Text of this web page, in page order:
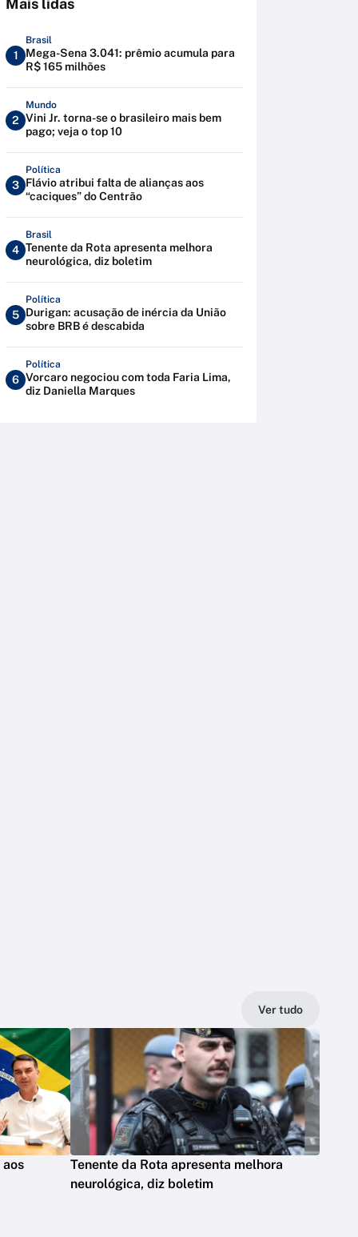
Mais lidas
1
Brasil
Mega-Sena 3.041: prêmio acumula para
R$ 165 milhões
2
Mundo
Vini Jr. torna-se o brasileiro mais bem
pago; veja o top 10
3
Política
Flávio atribui falta de alianças aos
“caciques” do Centrão
4
Brasil
Tenente da Rota apresenta melhora
neurológica, diz boletim
5
Política
Durigan: acusação de inércia da União
sobre BRB é descabida
6
Política
Vorcaro negociou com toda Faria Lima,
diz Daniella Marques
Ver tudo
Tenente da Rota apresenta melhora
neurológica, diz boletim